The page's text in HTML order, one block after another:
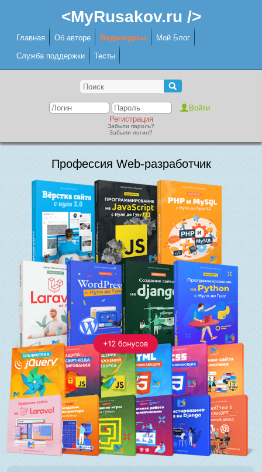
<MyRusakov.ru />
Главная Об авторе Видеокурсы Мой Блог
Служба поддержки Тесты
Регистрация
Забыли пароль?
Забыли логин?
Профессия Web-разработчик